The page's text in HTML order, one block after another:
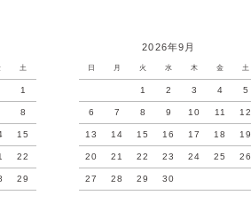
土
1
8
15
22
29
2026年9月
日 月 火 水 木 金 土
1 2 3 4 5
6 7 8 9 10 11 12
13 14 15 16 17 18 19
20 21 22 23 24 25 26
27 28 29 30